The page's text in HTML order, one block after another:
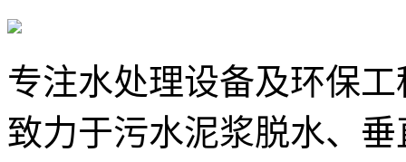
专注水处理设备及环保工
致力于污水泥浆脱水、